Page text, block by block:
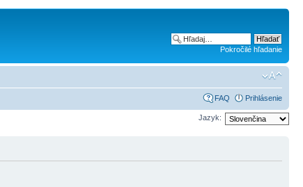
Pokročilé hľadanie
FAQ Prihlásenie
Jazyk: